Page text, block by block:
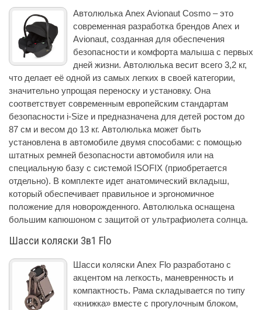
Автолюлька Anex Avionaut Cosmo – это
современная разработка брендов Anex и
Avionaut, созданная для обеспечения
безопасности и комфорта малыша с первых
дней жизни. Автолюлька весит всего 3,2 кг,
что делает её одной из самых легких в своей категории,
значительно упрощая переноску и установку. Она
соответствует современным европейским стандартам
безопасности i-Size и предназначена для детей ростом до
87 см и весом до 13 кг. Автолюлька может быть
установлена в автомобиле двумя способами: с помощью
штатных ремней безопасности автомобиля или на
специальную базу с системой ISOFIX (приобретается
отдельно). В комплекте идет анатомический вкладыш,
который обеспечивает правильное и эргономичное
положение для новорожденного. Автолюлька оснащена
большим капюшоном с защитой от ультрафиолета солнца.
Шасси коляски 3в1 Flo
Шасси коляски Anex Flo разработано с
акцентом на легкость, маневренность и
компактность. Рама складывается по типу
«книжка» вместе с прогулочным блоком,